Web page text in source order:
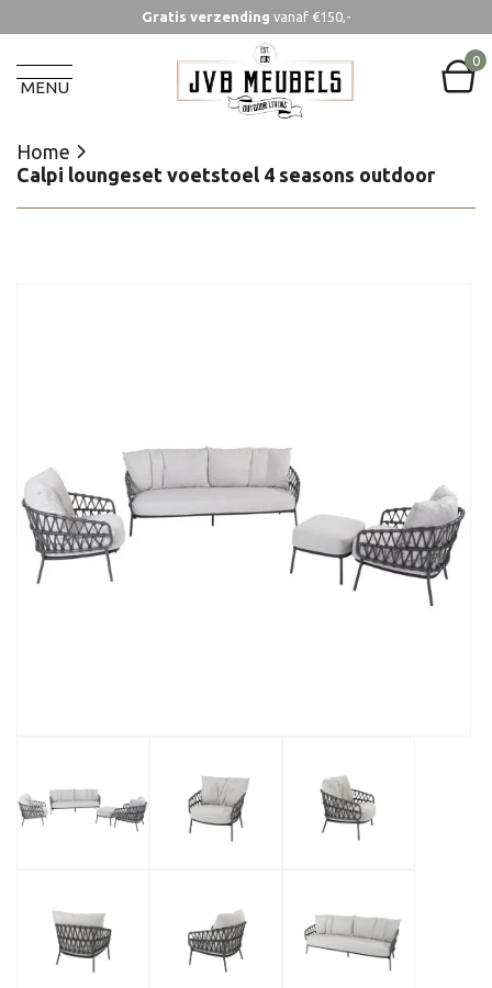
Gratis verzending vanaf €150,-
MENU
0
Home
Calpi loungeset voetstoel 4 seasons outdoor
Home
Calpi loungeset voetstoel 4 seasons outdoor